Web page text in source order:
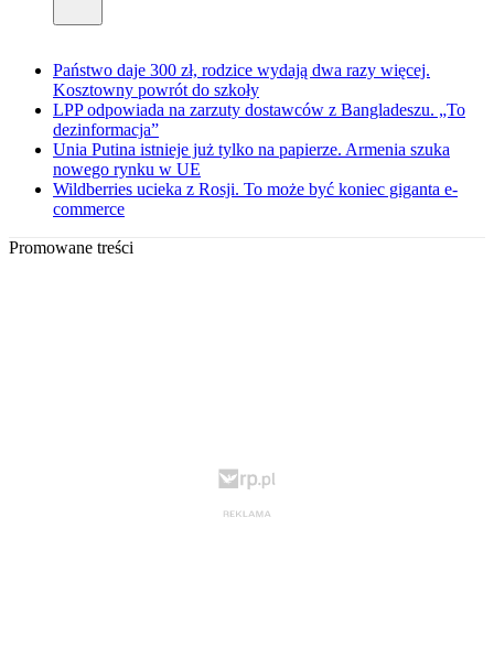
Państwo daje 300 zł, rodzice wydają dwa razy więcej.
Kosztowny powrót do szkoły
LPP odpowiada na zarzuty dostawców z Bangladeszu. „To
dezinformacja”
Unia Putina istnieje już tylko na papierze. Armenia szuka
nowego rynku w UE
Wildberries ucieka z Rosji. To może być koniec giganta e-
commerce
Promowane treści